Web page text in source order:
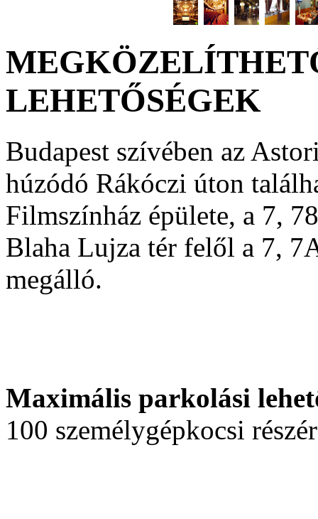
LEHETŐSÉGEK
Budapest szívében az
húzódó Rákóczi úton
Filmszínház épülete, a 7,
Blaha Lujza tér felől a 7,
megálló.
Maximális parkolási
100 személygépkocsi